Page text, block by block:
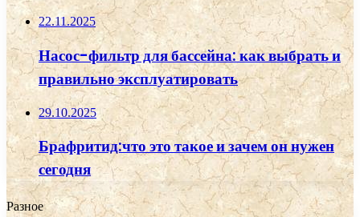
22.11.2025
Насос-фильтр для бассейна: как выбрать и
правильно эксплуатировать
29.10.2025
Брафритид:что это такое и зачем он нужен
сегодня
Разное